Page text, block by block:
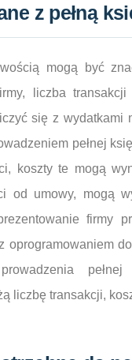
z pełną
mogą być
liczba
się z
pełnej
koszty te mogą
od umowy, mogą
firmy
oprogramowaniem
liczbę transakcji,